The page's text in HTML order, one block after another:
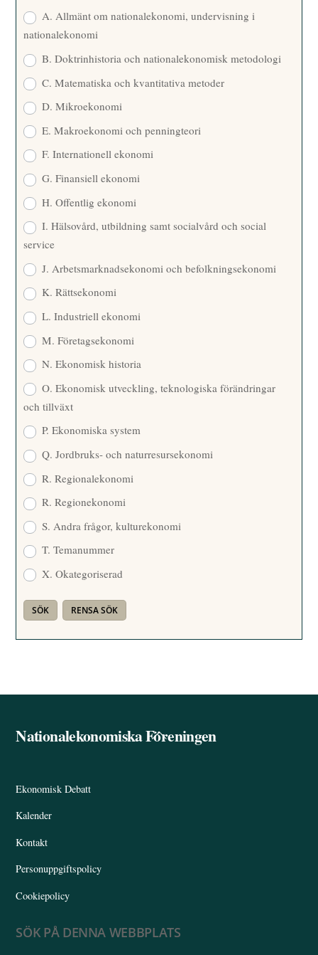
A. Allmänt om nationalekonomi, undervisning i
nationalekonomi
B. Doktrinhistoria och nationalekonomisk metodologi
C. Matematiska och kvantitativa metoder
D. Mikroekonomi
E. Makroekonomi och penningteori
F. Internationell ekonomi
G. Finansiell ekonomi
H. Offentlig ekonomi
I. Hälsovård, utbildning samt socialvård och social
service
J. Arbetsmarknadsekonomi och befolkningsekonomi
K. Rättsekonomi
L. Industriell ekonomi
M. Företagsekonomi
N. Ekonomisk historia
O. Ekonomisk utveckling, teknologiska förändringar
och tillväxt
P. Ekonomiska system
Q. Jordbruks- och naturresursekonomi
R. Regionalekonomi
R. Regionekonomi
S. Andra frågor, kulturekonomi
T. Temanummer
X. Okategoriserad
Back
Nationalekonomiska Föreningen
Ekonomisk Debatt
Kalender
Kontakt
Personuppgiftspolicy
Cookiepolicy
SÖK PÅ DENNA WEBBPLATS